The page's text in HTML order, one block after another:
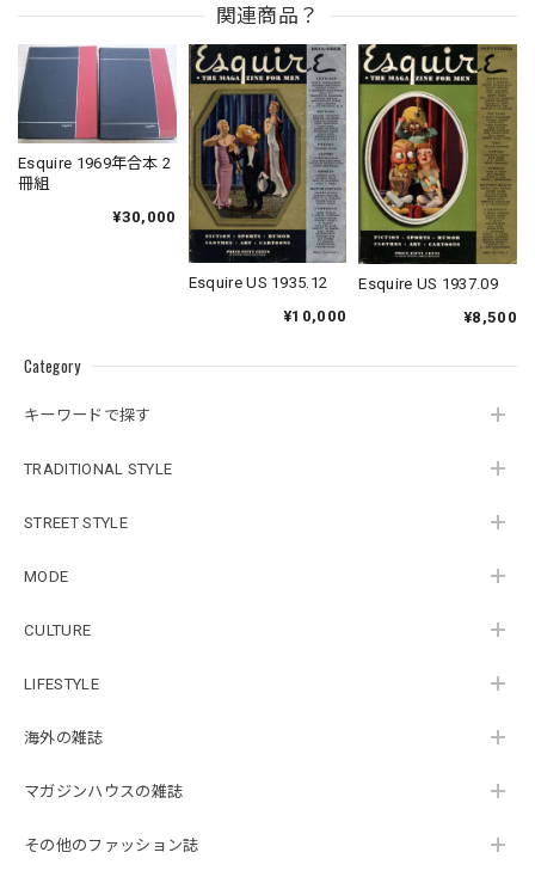
Category
キーワードで探す
TRADITIONAL STYLE
STREET STYLE
MODE
CULTURE
LIFESTYLE
海外の雑誌
マガジンハウスの雑誌
その他のファッション誌
関連商品？
Esquire 1969年合本 2
冊組
¥30,000
Esquire US 1935.12
¥10,000
Esquire US 1937.09
¥8,500